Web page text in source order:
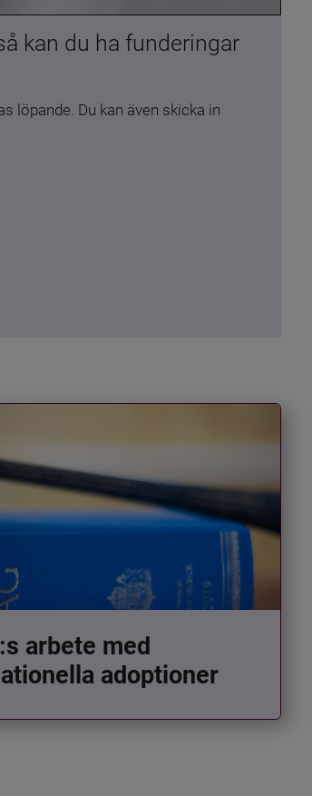
kan du ha funderingar
löpande. Du kan även skicka in
arbete med
adoptioner